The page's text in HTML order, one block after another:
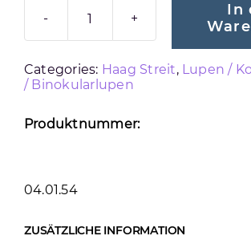
LASER
KONTAKTGLAS
CGPL
Menge
In
Categories: Haag Streit, Lupen /
/ Binokularlupen
Produktnummer:
04.01.54
ZUSÄTZLICHE INFORMATION